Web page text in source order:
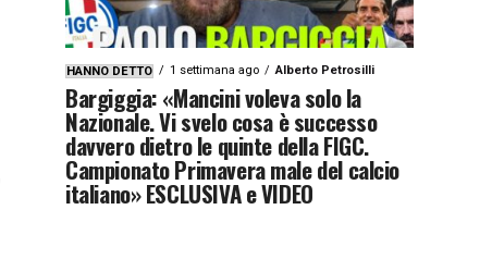
HANNO DETTO 1 settimana ago Alberto Petrosilli
Bargiggia: «Mancini voleva solo la
Nazionale. Vi svelo cosa è successo
davvero dietro le quinte della FIGC.
Campionato Primavera male del calcio
italiano» ESCLUSIVA e VIDEO